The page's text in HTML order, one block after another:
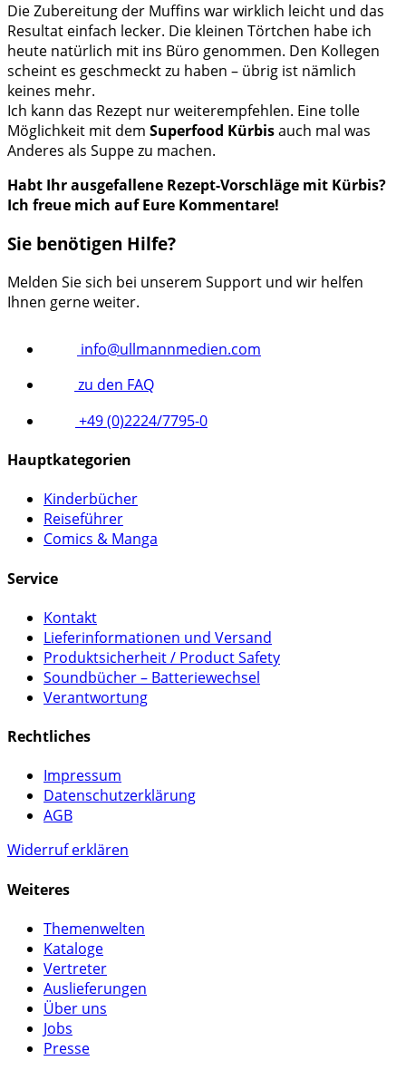
Die Zubereitung der Muffins war wirklich leicht und das
Resultat einfach lecker. Die kleinen Törtchen habe ich
heute natürlich mit ins Büro genommen. Den Kollegen
scheint es geschmeckt zu haben – übrig ist nämlich
keines mehr.
Ich kann das Rezept nur weiterempfehlen. Eine tolle
Möglichkeit mit dem Superfood Kürbisauch mal was
Anderes als Suppe zu machen.
Habt Ihr ausgefallene Rezept-Vorschläge mit Kürbis?
Ich freue mich auf Eure Kommentare!
Sie benötigen Hilfe?
Melden Sie sich bei unserem Support und wir helfen
Ihnen gerne weiter.
info@ullmannmedien.com
zu den FAQ
+49 (0)2224/7795-0
Hauptkategorien
Kinderbücher
Reiseführer
Comics & Manga
Service
Kontakt
Lieferinformationen und Versand
Produktsicherheit / Product Safety
Soundbücher – Batteriewechsel
Verantwortung
Rechtliches
Impressum
Datenschutzerklärung
AGB
Widerruf erklären
Weiteres
Themenwelten
Kataloge
Vertreter
Auslieferungen
Über uns
Jobs
Presse